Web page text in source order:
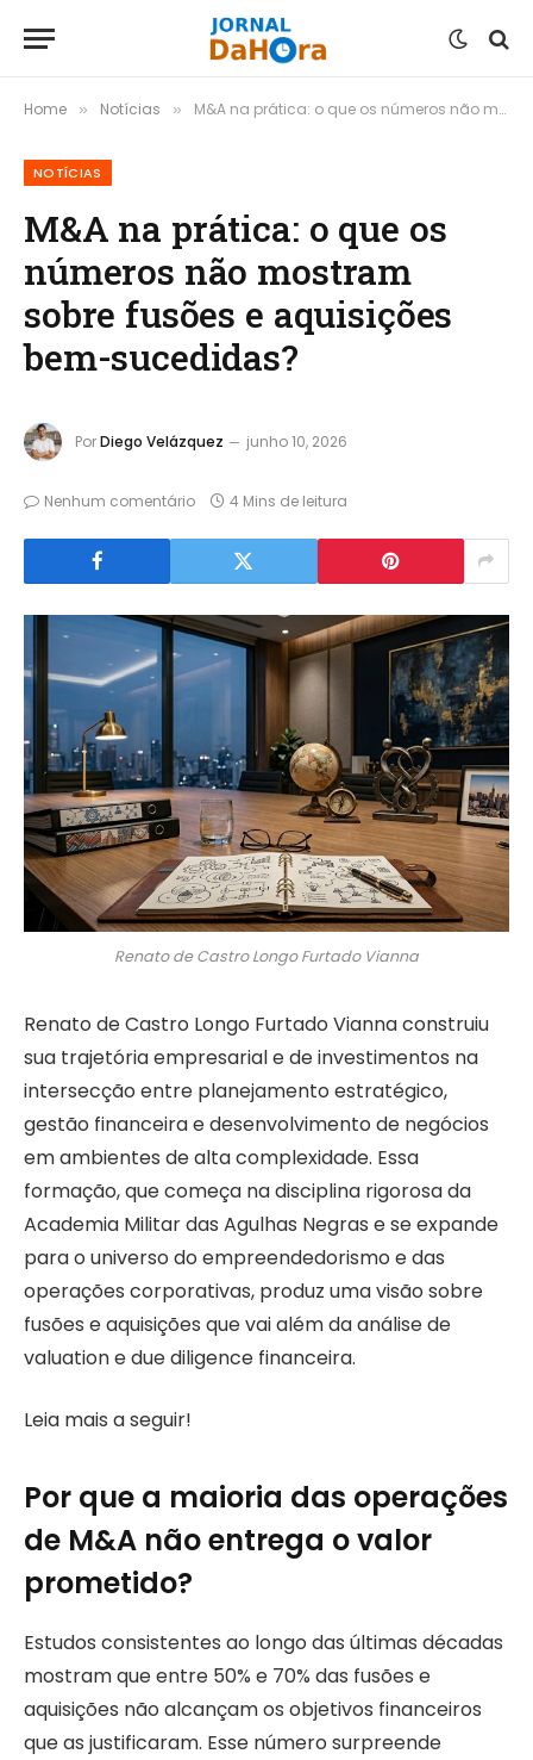
Home » Notícias » M&A na prática: o que os números não mostram sobre fusões e aquisições bem-sucedidas?
NOTÍCIAS
M&A na prática: o que os
números não mostram
sobre fusões e aquisições
bem-sucedidas?
PorDiego Velázquez junho 10, 2026
Nenhum comentário 4 Mins de leitura
Renato de Castro Longo Furtado Vianna
Renato de Castro Longo Furtado Vianna construiu
sua trajetória empresarial e de investimentos na
intersecção entre planejamento estratégico,
gestão financeira e desenvolvimento de negócios
em ambientes de alta complexidade. Essa
formação, que começa na disciplina rigorosa da
Academia Militar das Agulhas Negras e se expande
para o universo do empreendedorismo e das
operações corporativas, produz uma visão sobre
fusões e aquisições que vai além da análise de
valuation e due diligence financeira.
Leia mais a seguir!
Por que a maioria das operações
de M&A não entrega o valor
prometido?
Estudos consistentes ao longo das últimas décadas
mostram que entre 50% e 70% das fusões e
aquisições não alcançam os objetivos financeiros
que as justificaram. Esse número surpreende